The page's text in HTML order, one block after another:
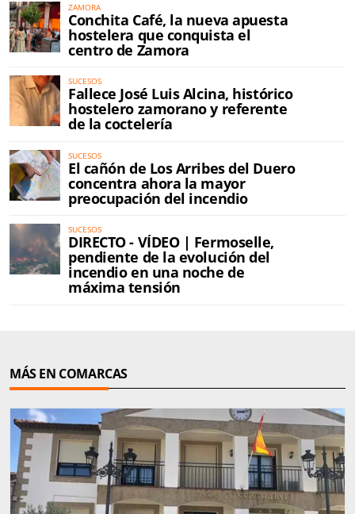
ZAMORA
Conchita Café, la nueva apuesta
hostelera que conquista el
centro de Zamora
SUCESOS
Fallece José Luis Alcina, histórico
hostelero zamorano y referente
de la coctelería
SUCESOS
El cañón de Los Arribes del Duero
concentra ahora la mayor
preocupación del incendio
SUCESOS
DIRECTO - VÍDEO | Fermoselle,
pendiente de la evolución del
incendio en una noche de
máxima tensión
MÁS EN COMARCAS